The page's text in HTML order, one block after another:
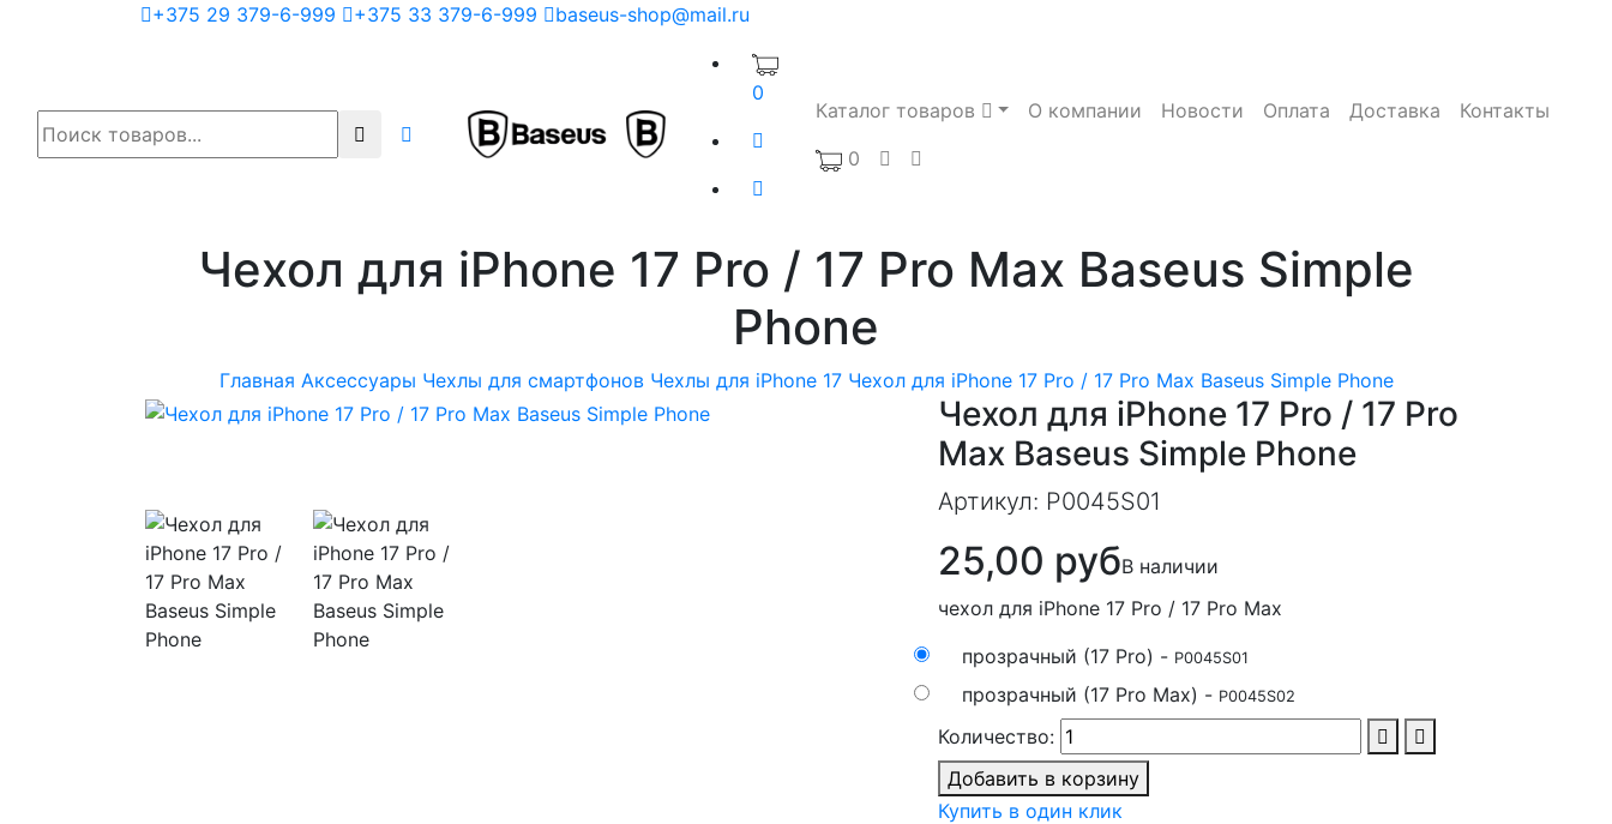
+375 29 379-6-999 +375 33 379-6-999 baseus-shop@mail.ru
0
Каталог товаров О компании Новости Оплата Доставка
Контакты
0
Чехол для iPhone 17 Pro / 17 Pro Max Baseus Simple
Phone
Главная Аксессуары Чехлы для смартфонов Чехлы для iPhone 17 Чехол для iPhone 17 Pro / 17 Pro Max Baseus Simple Phone
Чехол для iPhone 17 Pro / 17 Pro
Max Baseus Simple Phone
Артикул: P0045S01
25,00 рубВ наличии
чехол для iPhone 17 Pro / 17 Pro Max
прозрачный (17 Pro) - P0045S01
прозрачный (17 Pro Max) - P0045S02
Количество:
Добавить в корзину
Купить в один клик